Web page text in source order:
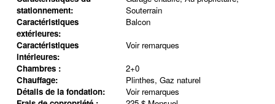
stationnement:
Souterrain
Caractéristiques
extérieures:
Balcon
Caractéristiques
intérieures:
Voir remarques
Chambres :
2+0
Chauffage:
Plinthes, Gaz naturel
Détails de la fondation:
Voir remarques